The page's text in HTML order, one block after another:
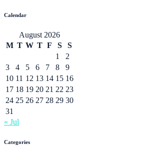
Calendar
August 2026
M T W T F S
S
1
2
3
4 5 6 7 8
9
10 11 12 13 14 15 16
17 18 19 20 21 22 23
24 25 26 27 28 29 30
31
« Jul
Categories